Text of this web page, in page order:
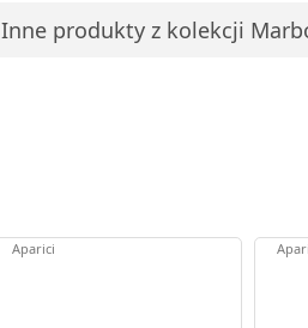
Inne produkty z kolekcji
Aparici